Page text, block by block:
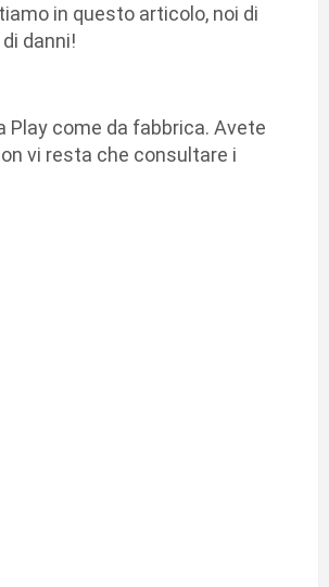
in questo articolo, noi di
danni!
Play come da fabbrica. Avete
vi resta che consultare i